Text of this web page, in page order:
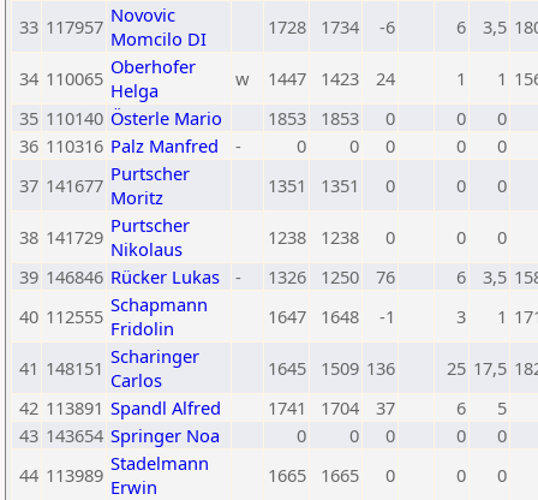
33 117957 Novovic
Momcilo DI
1728 1734 -6 6 3,5
34 110065 Oberhofer
Helga
w 1447 1423 24 1 1
35 110140 Österle Mario 1853 1853 0 0
0
36 110316 Palz Manfred - 0 0 0 0
0
37 141677 Purtscher
Moritz
1351 1351 0 0 0
38 141729 Purtscher
Nikolaus
1238 1238 0 0
0
39 146846 Rücker Lukas - 1326 1250 76 6 3,5
40 112555 Schapmann
Fridolin
1647 1648 -1 3 1
41 148151 Scharinger
Carlos
1645 1509 136 25 17,5
42 113891 Spandl Alfred 1741 1704 37 6
5
43 143654 Springer Noa 0 0 0 0
0
44 113989 Stadelmann
Erwin
1665 1665 0 0
0